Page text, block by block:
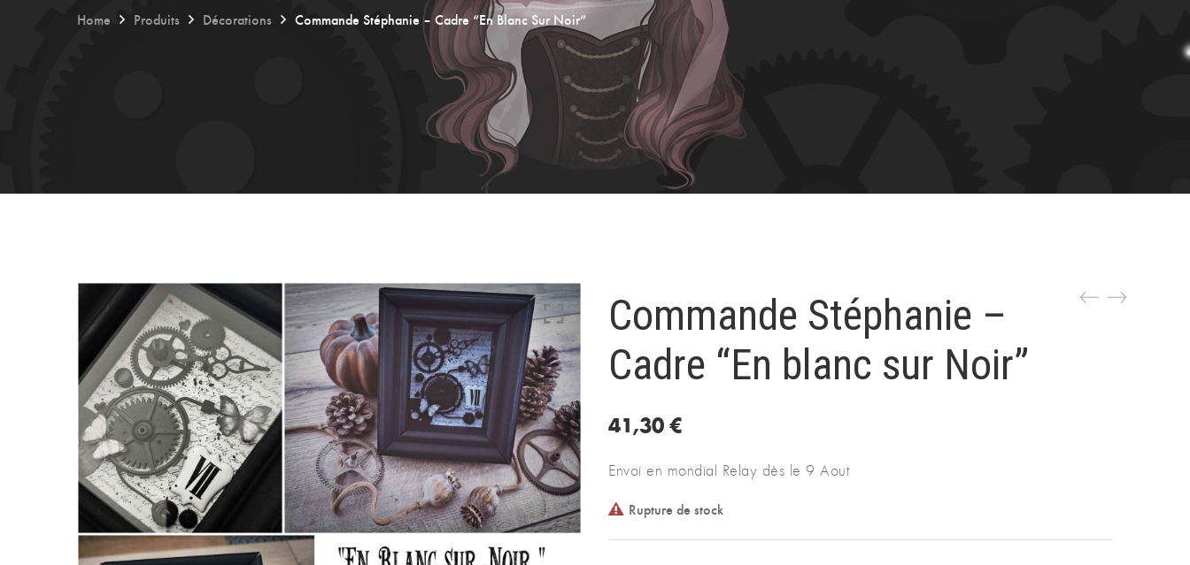
Home Produits Décorations Commande Stéphanie – Cadre “En Blanc Sur Noir”
Commande Stéphanie –
Cadre “En blanc sur Noir”
41,30€
Envoi en mondial Relay dès le 9 Aout
Rupture de stock